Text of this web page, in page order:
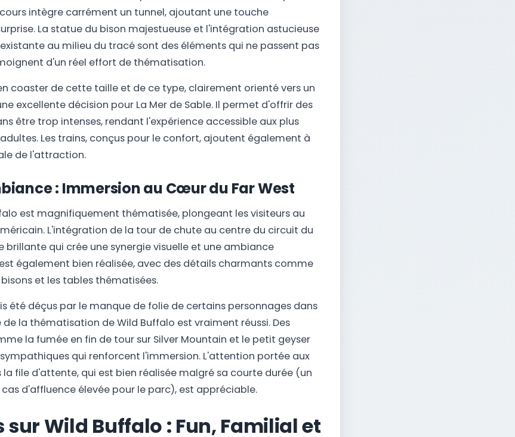
intègre carrément un tunnel, ajoutant une touche
La statue du bison majestueuse et l'intégration astucieuse
au milieu du tracé sont des éléments qui ne passent pas
d'un réel effort de thématisation.
coaster de cette taille et de ce type, clairement orienté vers un
excellente décision pour La Mer de Sable. Il permet d'offrir des
être trop intenses, rendant l'expérience accessible aux plus
Les trains, conçus pour le confort, ajoutent également à
de l'attraction.
: Immersion au Cœur du Far West
est magnifiquement thématisée, plongeant les visiteurs au
L'intégration de la tour de chute au centre du circuit du
brillante qui crée une synergie visuelle et une ambiance
également bien réalisée, avec des détails charmants comme
et les tables thématisées.
été déçus par le manque de folie de certains personnages dans
de la thématisation de Wild Buffalo est vraiment réussi. Des
la fumée en fin de tour sur Silver Mountain et le petit geyser
qui renforcent l'immersion. L'attention portée aux
file d'attente, qui est bien réalisée malgré sa courte durée (un
d'affluence élevée pour le parc), est appréciable.
sur Wild Buffalo : Fun, Familial et